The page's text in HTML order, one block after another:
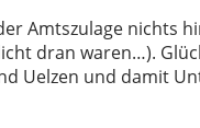
Amtszulage nichts
dran waren…).
Uelzen und damit